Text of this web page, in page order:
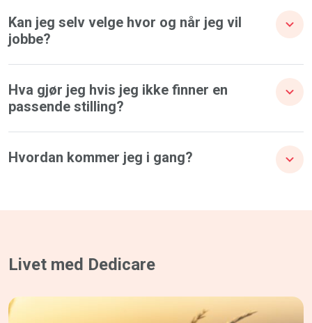
Kan jeg selv velge hvor og når jeg vil
jobbe?
Hva gjør jeg hvis jeg ikke finner en
passende stilling?
Hvordan kommer jeg i gang?
Livet med Dedicare